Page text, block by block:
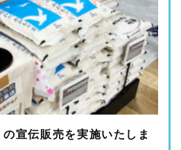
宣伝販売を実施いたしま